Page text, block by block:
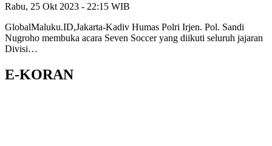
Rabu, 25 Okt 2023 - 22:15 WIB
GlobalMaluku.ID,Jakarta-Kadiv Humas Polri Irjen. Pol. Sandi
Nugroho membuka acara Seven Soccer yang diikuti seluruh jajaran
Divisi…
E-KORAN